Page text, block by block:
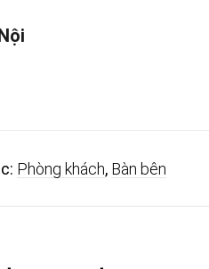
Phòng khách, Bàn bên